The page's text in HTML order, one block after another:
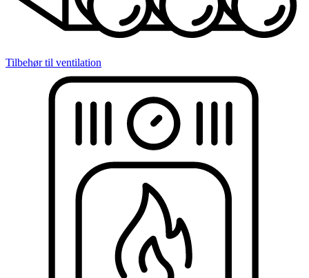
Tilbehør til ventilation